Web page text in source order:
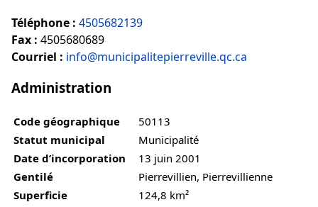
Téléphone : 4505682139
Fax : 4505680689
Courriel : info@municipalitepierreville.qc.ca
Administration
Code géographique
50113
Statut municipal
Municipalité
Date d’incorporation
13 juin 2001
Gentilé
Pierrevillien, Pierrevillienne
Superficie
124,8 km²